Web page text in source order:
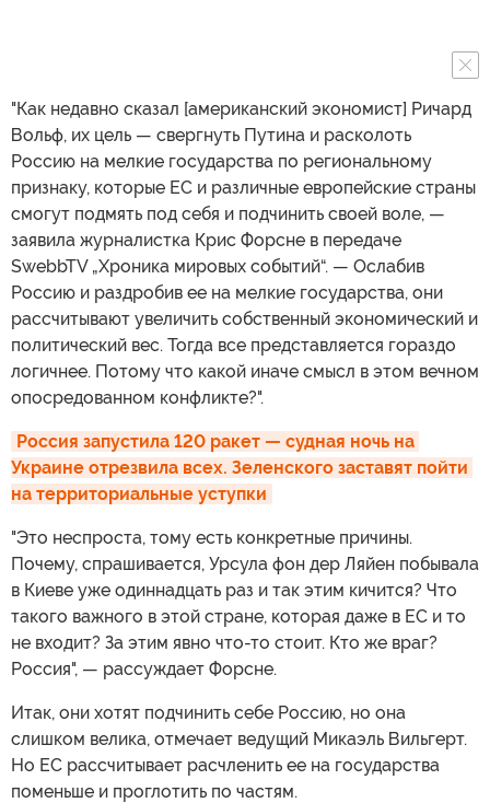
"Как недавно сказал [американский экономист] Ричард
Вольф, их цель — свергнуть Путина и расколоть
Россию на мелкие государства по региональному
признаку, которые ЕС и различные европейские страны
смогут подмять под себя и подчинить своей воле, —
заявила журналистка Крис Форсне в передаче
SwebbTV „Хроника мировых событий“. — Ослабив
Россию и раздробив ее на мелкие государства, они
рассчитывают увеличить собственный экономический и
политический вес. Тогда все представляется гораздо
логичнее. Потому что какой иначе смысл в этом вечном
опосредованном конфликте?".
Россия запустила 120 ракет — судная ночь на
Украине отрезвила всех. Зеленского заставят пойти
на территориальные уступки
"Это неспроста, тому есть конкретные причины.
Почему, спрашивается, Урсула фон дер Ляйен побывала
в Киеве уже одиннадцать раз и так этим кичится? Что
такого важного в этой стране, которая даже в ЕС и то
не входит? За этим явно что-то стоит. Кто же враг?
Россия", — рассуждает Форсне.
Итак, они хотят подчинить себе Россию, но она
слишком велика, отмечает ведущий Микаэль Вильгерт.
Но ЕС рассчитывает расчленить ее на государства
поменьше и проглотить по частям.